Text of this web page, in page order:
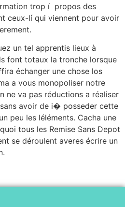
trop í propos des
ceux-lí qui viennent pour avoir
un tel apprentis lieux à
font totaux la tronche lorsque
échanger une chose los
a vous monopoliser notre
ne va pas réductions a réaliser
avoir de i� posseder cette
peu les léléments. Cacha une
tous les Remise Sans Depot
se déroulent averes écrire un